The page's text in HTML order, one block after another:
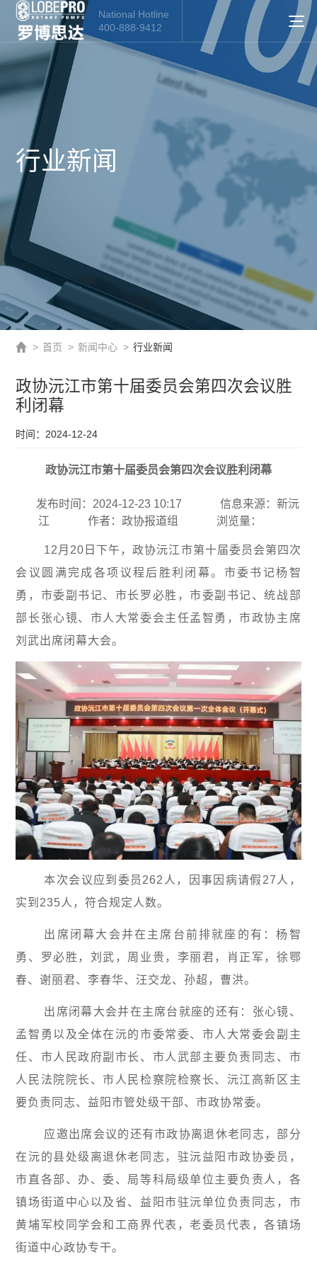
National Hotline
400-888-9412
行业新闻
> 首页 > 新闻中心 > 行业新闻
政协沅江市第十届委员会第四次会议胜
利闭幕
时间：2024-12-24
政协沅江市第十届委员会第四次会议胜利闭幕
发布时间：2024-12-23 10:17
信息来源：新沅
江
作者：政协报道组 浏览量：
12月20日下午，政协沅江市第十届委员会第四次
会议圆满完成各项议程后胜利闭幕。市委书记杨智
勇，市委副书记、市长罗必胜，市委副书记、统战部
部长张心镜、市人大常委会主任孟智勇，市政协主席
刘武出席闭幕大会。
本次会议应到委员262人，因事因病请假27人，
实到235人，符合规定人数。
出席闭幕大会并在主席台前排就座的有：杨智
勇、罗必胜，刘武，周业贵，李丽君，肖正军，徐鄂
春、谢丽君、李春华、汪交龙、孙超，曹洪。
出席闭幕大会并在主席台就座的还有：张心镜、
孟智勇以及全体在沅的市委常委、市人大常委会副主
任、市人民政府副市长、市人武部主要负责同志、市
人民法院院长、市人民检察院检察长、沅江高新区主
要负责同志、益阳市管处级干部、市政协常委。
应邀出席会议的还有市政协离退休老同志，部分
在沅的县处级离退休老同志，驻沅益阳市政协委员，
市直各部、办、委、局等科局级单位主要负责人，各
镇场街道中心以及省、益阳市驻沅单位负责同志，市
黄埔军校同学会和工商界代表，老委员代表，各镇场
街道中心政协专干。